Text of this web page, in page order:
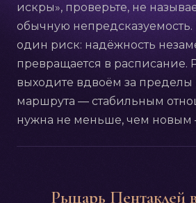
искры», проверьте, не
обычную непредсказуемость.
один риск: надёжность
превращается в расписание.
выходите вдвоём за
маршрута — стабильным
нужна не меньше, чем новым
Рыцарь Пентаклей